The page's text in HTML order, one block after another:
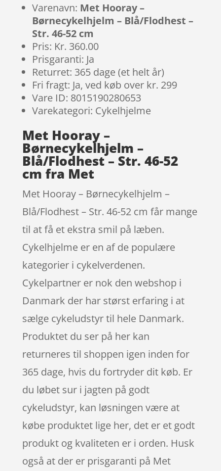
Varenavn: Met Hooray –
Børnecykelhjelm – Blå/Flodhest –
Str. 46-52 cm
Pris: Kr. 360.00
Prisgaranti: Ja
Returret: 365 dage (et helt år)
Fri fragt: Ja, ved køb over kr. 299
Vare ID: 8015190280653
Varekategori: Cykelhjelme
Met Hooray –
Børnecykelhjelm –
Blå/Flodhest – Str. 46-52
cm fra Met
Met Hooray – Børnecykelhjelm –
Blå/Flodhest – Str. 46-52 cm får mange
til at få et ekstra smil på læben.
Cykelhjelme er en af de populære
kategorier i cykelverdenen.
Cykelpartner er nok den webshop i
Danmark der har størst erfaring i at
sælge cykeludstyr til hele Danmark.
Produktet du ser på her kan
returneres til shoppen igen inden for
365 dage, hvis du fortryder dit køb. Er
du løbet sur i jagten på godt
cykeludstyr, kan løsningen være at
købe produktet lige her, det er et godt
produkt og kvaliteten er i orden. Husk
også at der er prisgaranti på Met